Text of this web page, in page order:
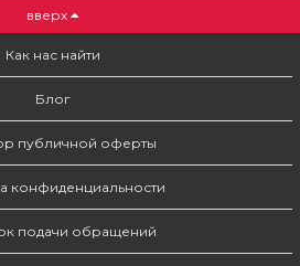
вверх
Как нас найти
Блог
публичной оферты
конфиденциальности
подачи обращений